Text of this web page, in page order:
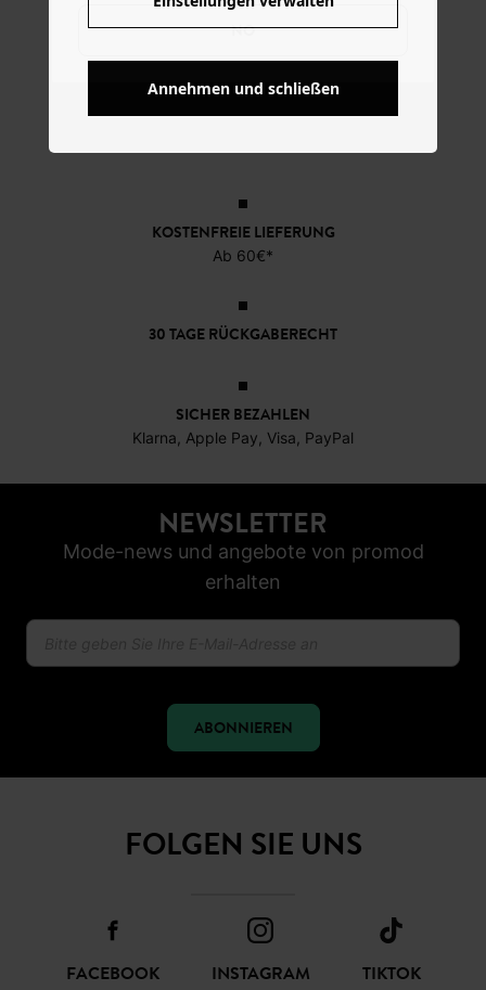
NO
KOSTENFREIE LIEFERUNG
Ab 60€*
30 TAGE RÜCKGABERECHT
SICHER BEZAHLEN
Klarna, Apple Pay, Visa, PayPal
NEWSLETTER
Mode-news und angebote von promod
erhalten
ABONNIEREN
FOLGEN SIE UNS
FACEBOOK INSTAGRAM TIKTOK
Annehmen und schließen